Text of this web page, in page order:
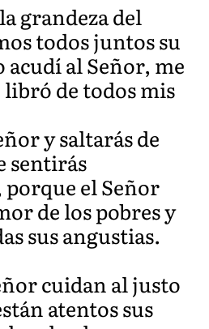
grandeza del
todos juntos su
acudí al Señor, me
libró de todos mis
y saltarás de
sentirás
el Señor
de los pobres y
sus angustias.
cuidan al justo
atentos sus